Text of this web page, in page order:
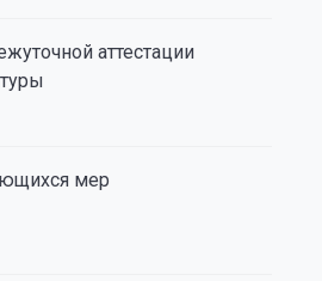
аттестации
мер